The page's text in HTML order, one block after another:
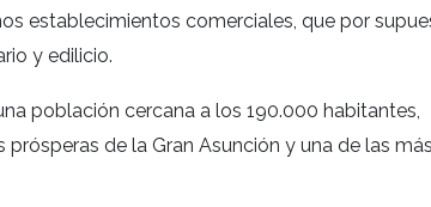
establecimientos comerciales, que por
y edilicio.
población cercana a los 190.000 habitantes,
de la Gran Asunción y una de las más